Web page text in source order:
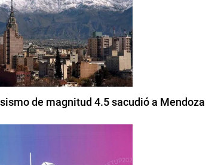
de magnitud 4.5 sacudió a Mendoza